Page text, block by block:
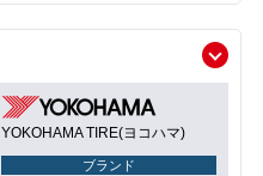
YOKOHAMA TIRE(ヨコハマ)
ブランド